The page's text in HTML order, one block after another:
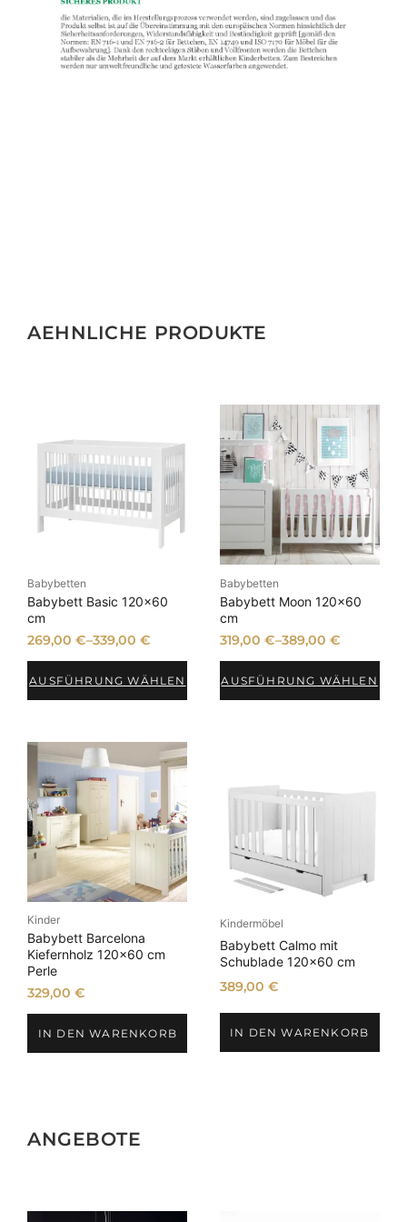
AEHNLICHE PRODUKTE
Babybetten
Babybett Basic 120×60
cm
269,00€–339,00€
AUSFÜHRUNG WÄHLEN
Babybetten
Babybett Moon 120×60
cm
319,00 €–389,00 €
AUSFÜHRUNG WÄHLEN
Kinder
Babybett Barcelona
Kiefernholz 120×60 cm
Perle
329,00€
IN DEN WARENKORB
Kindermöbel
Babybett Calmo mit
Schublade 120×60 cm
389,00 €
IN DEN WARENKORB
ANGEBOTE